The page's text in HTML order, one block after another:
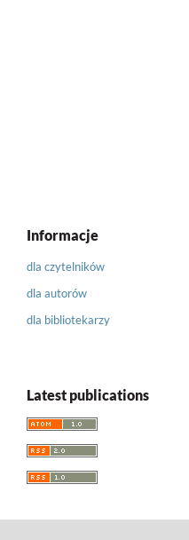
Informacje
dla czytelników
dla autorów
dla bibliotekarzy
Latest publications